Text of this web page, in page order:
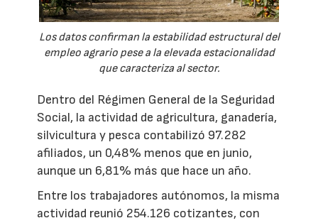
Los datos confirman la estabilidad estructural del
empleo agrario pese a la elevada estacionalidad
que caracteriza al sector.
Dentro del Régimen General de la Seguridad
Social, la actividad de agricultura, ganadería,
silvicultura y pesca contabilizó 97.282
afiliados, un 0,48% menos que en junio,
aunque un 6,81% más que hace un año.
Entre los trabajadores autónomos, la misma
actividad reunió 254.126 cotizantes, con